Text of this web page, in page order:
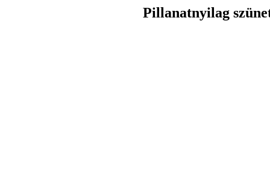
Pillanatnyilag